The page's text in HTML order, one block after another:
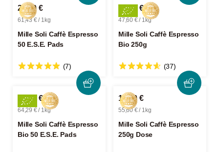
21,50 €
61,43 € / 1kg
Mille Soli Caffè Espresso
50 E.S.E. Pads
(7)
11,90 €
47,60 € / 1kg
Mille Soli Caffè Espresso
Bio 250g
(37)
22,50 €
64,29 € / 1kg
Mille Soli Caffè Espresso
Bio 50 E.S.E. Pads
13,90 €
55,60 € / 1kg
Mille Soli Caffè Espresso
250g Dose